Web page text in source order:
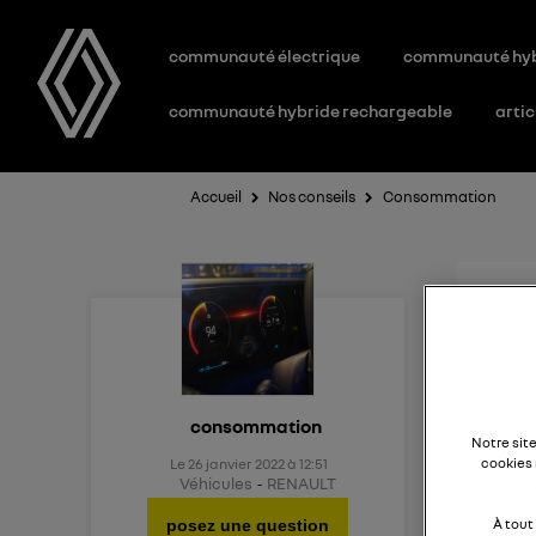
communauté électrique communauté
communauté hybride rechargeable
Accueil Nos conseils Consommation
consommation
Le 26 janvier 2022à 12:51
Véhicules RENAULT
posez une question
Notre
cookies
À tout